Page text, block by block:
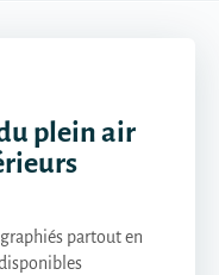
plein air
partout en